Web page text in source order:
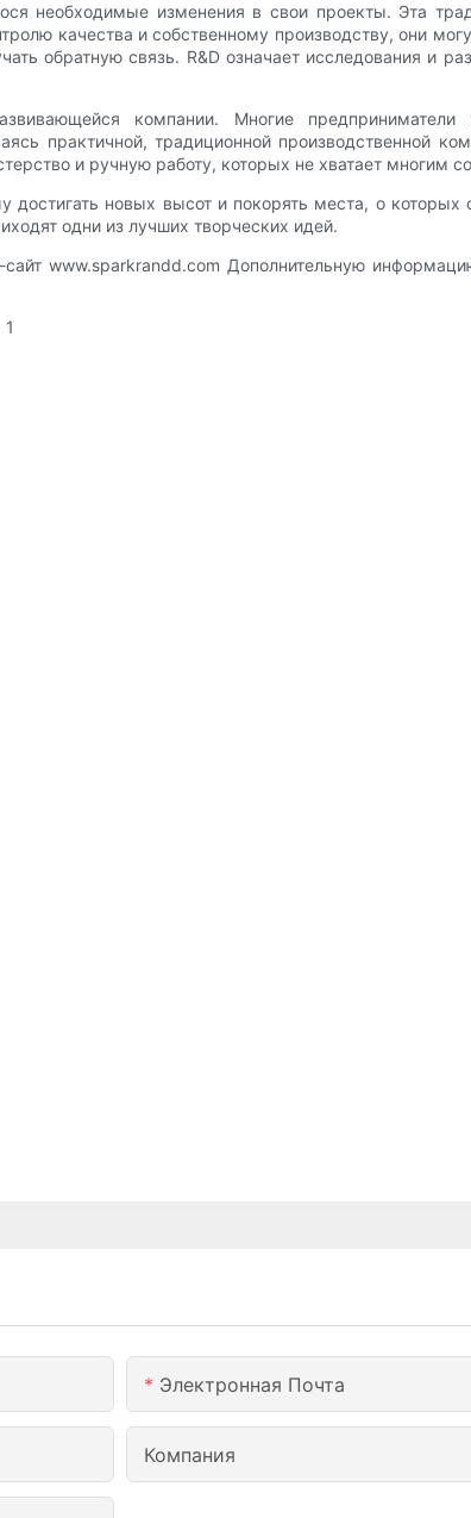
необходимые изменения в свои проекты. Эта
качества и собственному производству, они
обратную связь. R&D означает исследования и
компании. Многие предприниматели
практичной, традиционной производственной
и ручную работу, которых не хватает многим
достигать новых высот и покорять места, о
одни из лучших творческих идей.
www.sparkrandd.com Дополнительную
Электронная Почта
Компания